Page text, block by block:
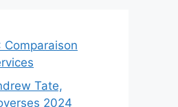
Comparaison
Tate,
2024